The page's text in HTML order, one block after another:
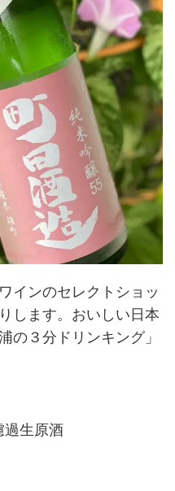
インのセレクトショッ
します。おいしい日本
の３分ドリンキング」
過生原酒